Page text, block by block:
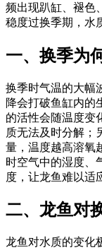
频出现趴缸、褪色
稳度过换季期，水
一、换季为
换季时气温的大幅
降会打破鱼缸内的
的活性会随温度变
质无法及时分解；
量，温度越高溶氧
时空气中的湿度、
度，让龙鱼难以适
二、龙鱼对
龙鱼对水质的变化